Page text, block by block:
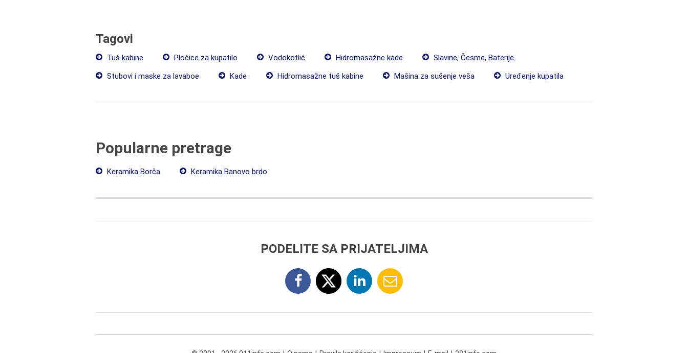
Tagovi
Tuš kabine Pločice za kupatilo Vodokotlić Hidromasažne kade
Slavine, Česme, Baterije
Stubovi i maske za lavaboe
Kade Hidromasažne tuš kabine Mašina za sušenje veša Uređenje kupatila
Popularne pretrage
Keramika Borča Keramika Banovo brdo
PODELITE SA PRIJATELJIMA